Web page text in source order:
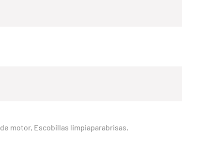
motor, Escobillas limpiaparabrisas,